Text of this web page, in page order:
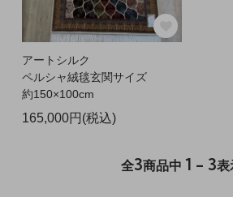
アートシルク
ペルシャ絨毯玄関サイズ
約150×100cm
165,000円(税込)
全3商品中 1 - 3表